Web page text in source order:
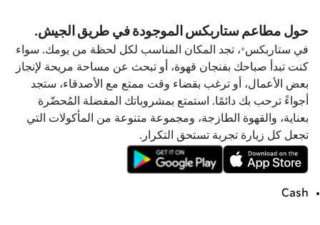
حول مطاعم ستاربكس الموجودة في طريق الجيش.
في ستاربكس®، تجد المكان المناسب لكل لحظة من يومك. سواء
كنت تبدأ صباحك بفنجان قهوة، أو تبحث عن مساحة مريحة لإنجاز
بعض الأعمال، أو ترغب بقضاء وقت ممتع مع الأصدقاء، ستجد
أجواءً ترحب بك دائمًا. استمتع بمشروباتك المفضلة المُحضّرة
بعناية، والقهوة الطازجة، ومجموعة متنوعة من المأكولات التي
تجعل كل زيارة تجربة تستحق التكرار.
Cash